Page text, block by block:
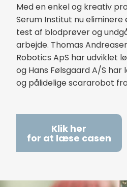
Med en enkel og kreativ
Serum Institut nu eliminere
test af blodprøver og
arbejde. Thomas
Robotics ApS har udviklet
og Hans Følsgaard A/S
og pålidelige scararobot
Klik her
for at læse casen